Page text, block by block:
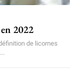
2022
de licornes